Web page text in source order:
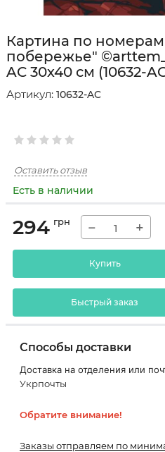
Картина по
побережье"
AC 30х40 см (10632-
Артикул: 10632-AC
Оставить отзыв
Есть в наличии
294 грн − +
Купить
Быстрый заказ
Способы доставки
Доставка на отделения или
Укрпочты
Обратите внимание!
Заказы отправляем по